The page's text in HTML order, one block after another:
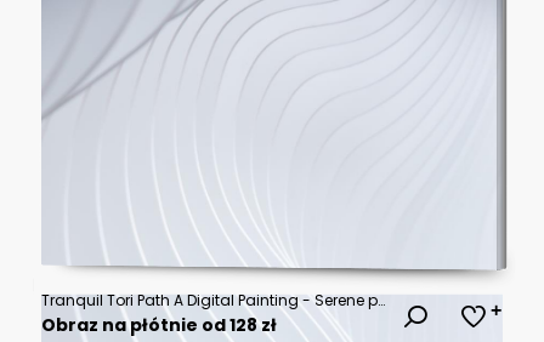
Tranquil Tori Path A Digital Painting - Serene path, ancient gate, misty forest, spiritual journey, peaceful nature.
Obraz na płótnie od 128 zł